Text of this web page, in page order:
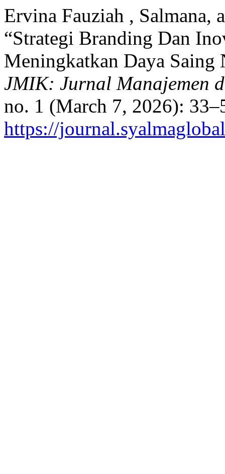
Ervina Fauziah , Salmana,
“Strategi Branding Dan
Meningkatkan Daya Saing
JMIK: Jurnal Manajemen
no. 1 (March 7, 2026):
https://